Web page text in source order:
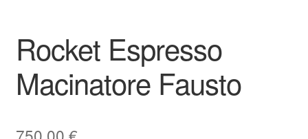
Rocket Espresso
Macinatore Fausto
750,00 €